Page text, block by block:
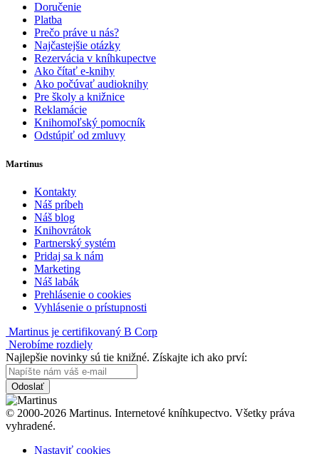
Doručenie
Platba
Prečo práve u nás?
Najčastejšie otázky
Rezervácia v kníhkupectve
Ako čítať e-knihy
Ako počúvať audioknihy
Pre školy a knižnice
Reklamácie
Knihomoľský pomocník
Odstúpiť od zmluvy
Martinus
Kontakty
Náš príbeh
Náš blog
Knihovrátok
Partnerský systém
Pridaj sa k nám
Marketing
Náš labák
Prehlásenie o cookies
Vyhlásenie o prístupnosti
Martinus je certifikovaný B Corp
Nerobíme rozdiely
Najlepšie novinky sú tie knižné. Získajte ich ako prví:
Odoslať
© 2000-2026 Martinus. Internetové kníhkupectvo. Všetky práva
vyhradené.
Nastaviť cookies